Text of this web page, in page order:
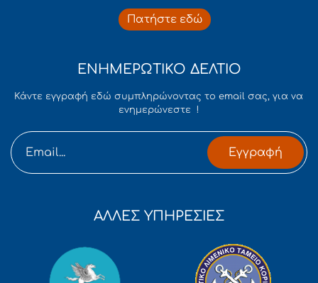
Πατήστε εδώ
ΕΝΗΜΕΡΩΤΙΚΟ ΔΕΛΤΙΟ
Κάντε εγγραφή εδώ συμπληρώνοντας το email σας, για να
ενημερώνεστε !
Εγγραφή
ΑΛΛΕΣ ΥΠΗΡΕΣΙΕΣ